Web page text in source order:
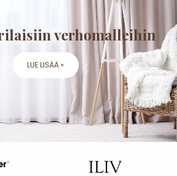
verhomalleihin
LUE LISÄÄ »